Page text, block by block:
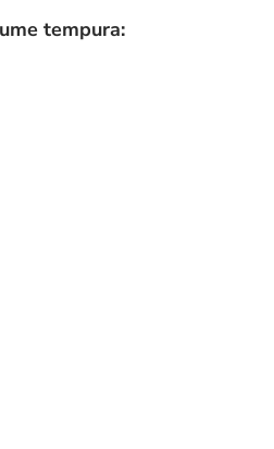
tempura: